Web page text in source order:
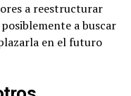
a reestructurar
a buscar
en el futuro